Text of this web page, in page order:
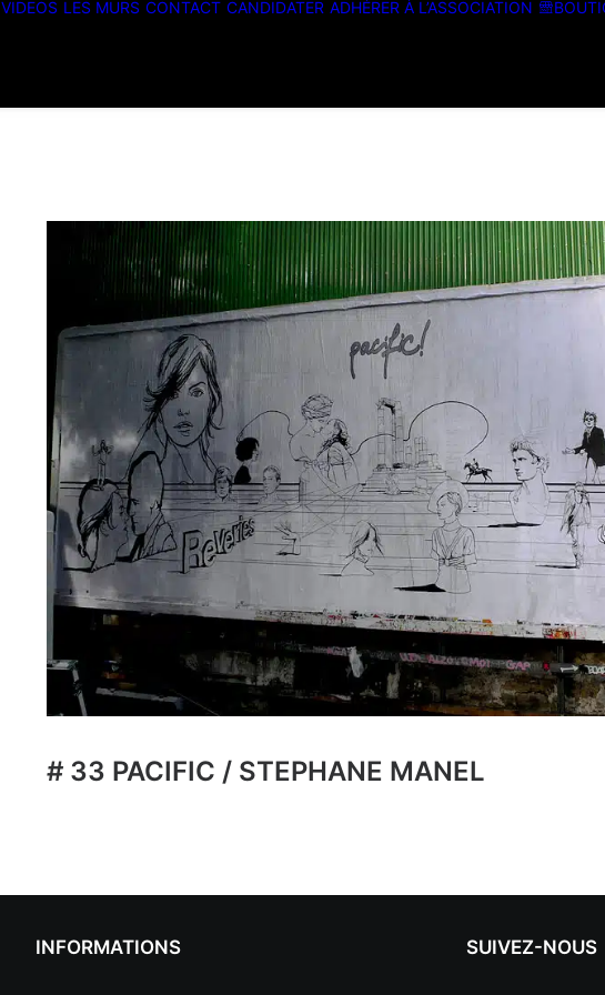
VIDEOS LES MURS CONTACT CANDIDATER ADHÉRER À L’ASSOCIATION
# 33 PACIFIC / STEPHANE MANEL
INFORMATIONS SUIVEZ-NOUS